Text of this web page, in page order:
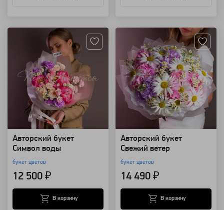
Авторский букет
Символ воды
букет цветов
12 500 ₽
В корзину
Авторский букет
Свежий ветер
букет цветов
14 490 ₽
В корзину